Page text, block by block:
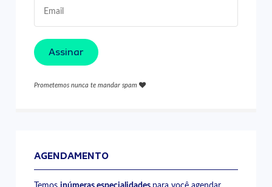
Assinar
Prometemos nunca te mandar spam
AGENDAMENTO